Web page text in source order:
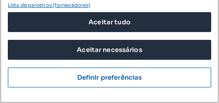
Lista de parceiros (fornecedores)
Aceitar tudo
Aceitar necessários
Definir preferências